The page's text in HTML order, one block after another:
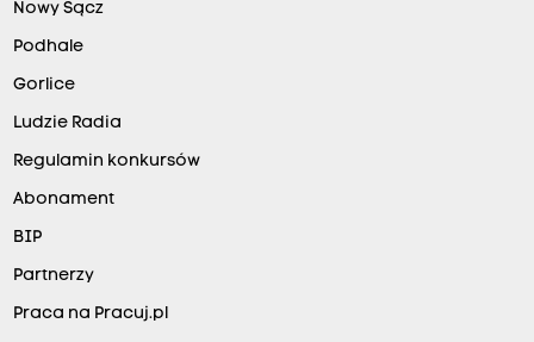
Nowy Sącz
Podhale
Gorlice
Ludzie Radia
Regulamin konkursów
Abonament
BIP
Partnerzy
Praca na Pracuj.pl